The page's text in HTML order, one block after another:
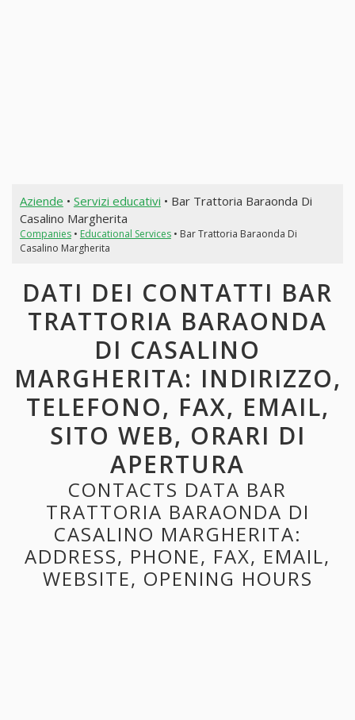
Aziende • Servizi educativi • Bar Trattoria Baraonda Di
Casalino Margherita
Companies• Educational Services• Bar Trattoria Baraonda Di
Casalino Margherita
DATI DEI CONTATTI BAR
TRATTORIA BARAONDA
DI CASALINO
MARGHERITA: INDIRIZZO,
TELEFONO, FAX, EMAIL,
SITO WEB, ORARI DI
APERTURA
CONTACTS DATA BAR
TRATTORIA BARAONDA DI
CASALINO MARGHERITA:
ADDRESS, PHONE, FAX, EMAIL,
WEBSITE, OPENING HOURS